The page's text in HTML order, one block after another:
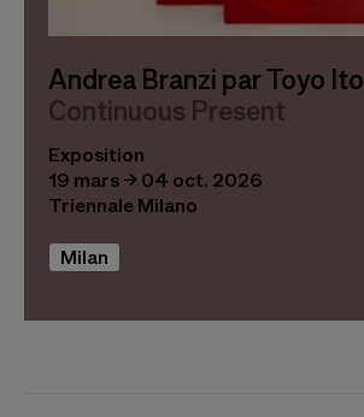
Andrea Branzi par Toyo Ito
Continuous Present
Exposition
19 mars → 04 oct. 2026
Triennale Milano
Milan